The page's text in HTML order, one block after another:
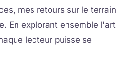
mes retours sur le terrain
En explorant ensemble l'art
lecteur puisse se